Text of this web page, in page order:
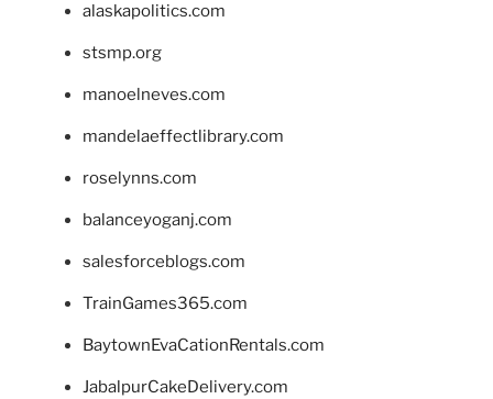
alaskapolitics.com
stsmp.org
manoelneves.com
mandelaeffectlibrary.com
roselynns.com
balanceyoganj.com
salesforceblogs.com
TrainGames365.com
BaytownEvaCationRentals.com
JabalpurCakeDelivery.com